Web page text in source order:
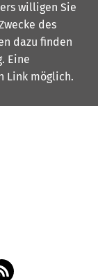
willigen Sie
des
dazu finden
. Eine
Link möglich.